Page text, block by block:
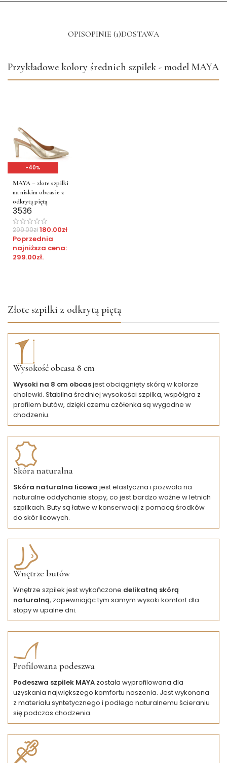
OPISOPINIE (1)DOSTAWA
Przykładowe kolory średnich szpilek - model MAYA
-40%
MAYA – złote szpilki
na niskim obcasie z
odkrytą piętą
3536
299.00zł180.00zł
Poprzednia
najniższa cena:
299.00zł.
Złote szpilki z odkrytą piętą
Wysokość obcasa 8 cm
Wysoki na 8 cm obcasjest obciągnięty skórą w kolorze
cholewki. Stabilna średniej wysokości szpilka, współgra z
profilem butów, dzięki czemu czółenka są wygodne w
chodzeniu.
Skóra naturalna
Skóra naturalna licowa jest elastyczna i pozwala na
naturalne oddychanie stopy, co jest bardzo ważne w letnich
szpilkach. Buty są łatwe w konserwacji z pomocą środków
do skór licowych.
Wnętrze butów
Wnętrze szpilek jest wykończone delikatną skórą
naturalną, zapewniając tym samym wysoki komfort dla
stopy w upalne dni.
Profilowana podeszwa
Podeszwa szpilek MAYA została wyprofilowana dla
uzyskania największego komfortu noszenia. Jest wykonana
z materiału syntetycznego i podlega naturalnemu ścieraniu
się podczas chodzenia.